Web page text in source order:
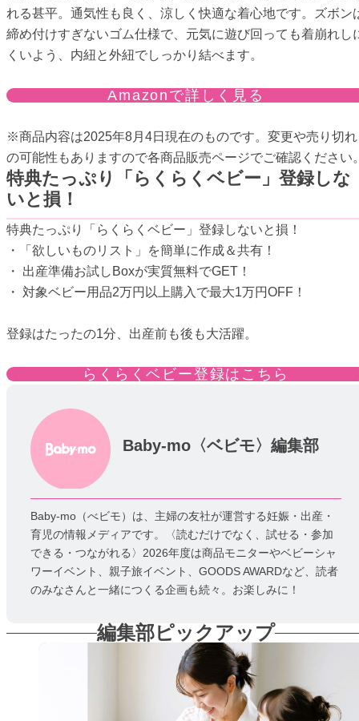
れる甚平。通気性も良く、涼しく快適な着心地です。ズボン
締め付けすぎないゴム仕様で、元気に遊び回っても着崩れし
くいよう、内紐と外紐でしっかり結べます。
Amazonで詳しく見る
※商品内容は2025年8月4日現在のものです。変更や売り切れ
の可能性もありますので各商品販売ページでご確認ください
特典たっぷり「らくらくベビー」登録しな
いと損！
特典たっぷり「らくらくベビー」登録しないと損！
・「欲しいものリスト」を簡単に作成＆共有！
・ 出産準備お試しBoxが実質無料でGET！
・ 対象ベビー用品2万円以上購入で最大1万円OFF！
登録はたったの1分、出産前も後も大活躍。
らくらくベビー登録はこちら
Baby-mo〈ベビモ〉編集部
Baby-mo（べビモ）は、主婦の友社が運営する妊娠・出産・
育児の情報メディアです。〈読むだけでなく、試せる・参加
できる・つながれる〉2026年度は商品モニターやベビーシャ
ワーイベント、親子旅イベント、GOODS AWARDなど、読者
のみなさんと一緒につくる企画も続々。お楽しみに！
編集部ピックアップ